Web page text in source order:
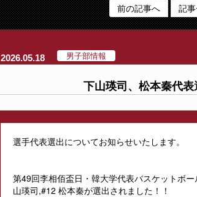
前の記事へ 記
2026.05.18 男子部情報
下山瑛司、松本秦代
選手代表選出についてお知らせいたします。
第49回李相佰盃日・韓大学代表バスケットボ
山瑛司,#12 松本秦が選出されました！！